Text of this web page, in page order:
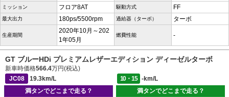
ミッション フロア8AT 駆動方式 FF
最大出力 180ps/5500rpm 過給器（ターボ） ターボ
生産期間
2020年10月～202
1年05月
燃費性能 -
GT ブルーHDi プレミアムレザーエディション ディーゼルターボ
新車時価格566.4万円(税込)
JC08
19.3km/L 10・15
-km/L
満タンでどこまで走る？
満タンでどこまで走る？